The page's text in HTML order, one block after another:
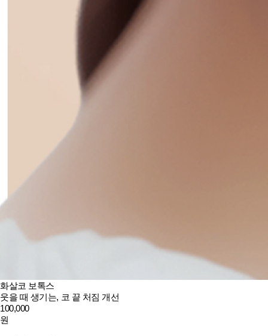
화살코 보톡스
웃을 때 생기는, 코 끝 처짐 개선
100,000
원